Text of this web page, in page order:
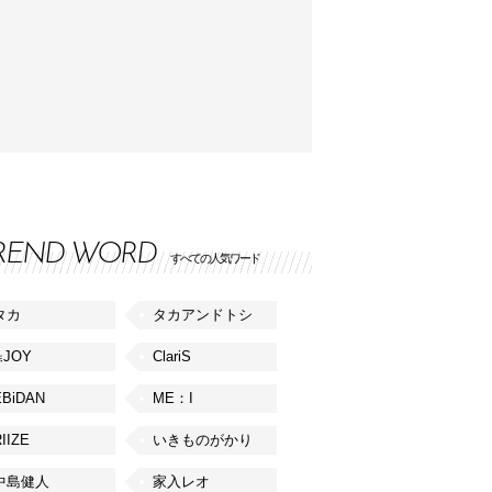
WORD すべての人気ワード
カ タカアンドトシ
ClariS
ME：I
いきものがかり
島健人 家入レオ